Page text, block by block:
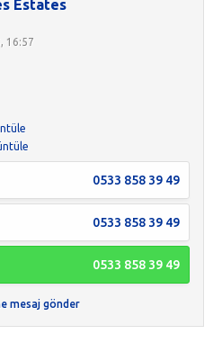
Estates
16:57
0533 858 39 49
0533 858 39 49
0533 858 39 49
mesaj gönder